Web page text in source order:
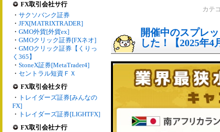
FX取引会社サ行
・ サクソバンク証券
・ JFX[MATRIXTRADER]
・ GMO外貨[外貨ex]
・ GMOクリック証券[FXネオ]
・ GMOクリック証券【くりっ
く365】
・ StoneX証券[MetaTrader4]
・ セントラル短資ＦＸ
FX取引会社タ行
・ トレイダーズ証券[みんなの
FX]
・ トレイダーズ証券[LIGHTFX]
FX取引会社ナ行
カテ
開催中のスプレ
した！【2025年4